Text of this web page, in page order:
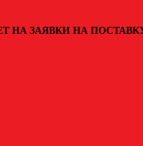
НА ЗАЯВКИ НА